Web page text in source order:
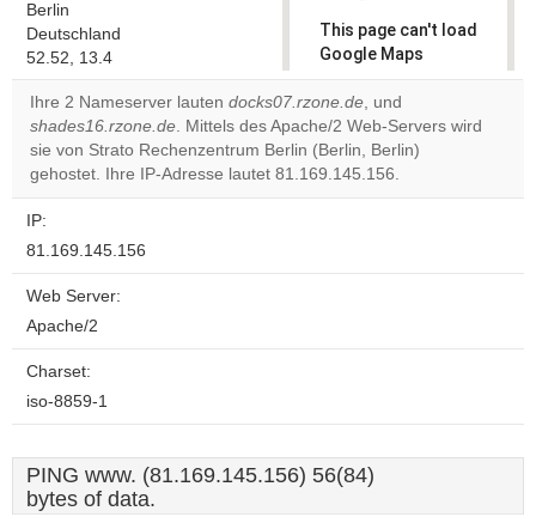
Berlin
Deutschland
52.52, 13.4
This page can't load
Google Maps
correctly.
Do you
own this
website?
Ihre 2 Nameserver lauten docks07.rzone.de, und
shades16.rzone.de. Mittels des Apache/2 Web-Servers wird
sie von Strato Rechenzentrum Berlin (Berlin, Berlin)
gehostet. Ihre IP-Adresse lautet 81.169.145.156.
IP:
81.169.145.156
Web Server:
Apache/2
Charset:
iso-8859-1
PING www. (81.169.145.156) 56(84)
bytes of data.